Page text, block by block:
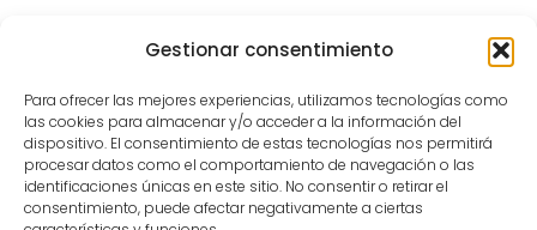
Gestionar consentimiento
Para ofrecer las mejores experiencias, utilizamos tecnologías como
las cookies para almacenar y/o acceder a la información del
dispositivo. El consentimiento de estas tecnologías nos permitirá
procesar datos como el comportamiento de navegación o las
identificaciones únicas en este sitio. No consentir o retirar el
consentimiento, puede afectar negativamente a ciertas
Todos los derechos reservados 2022.
Funciona con - Diseñado con el